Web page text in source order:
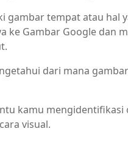
gambar tempat atau
ke Gambar Google dan
dari mana
kamu
visual.